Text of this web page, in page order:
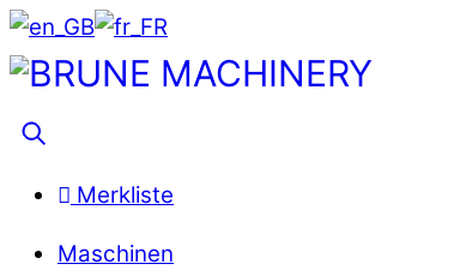
Skip
to
Menu
Merkliste
Maschinen